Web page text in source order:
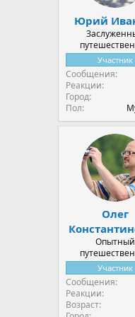
Юрий
Участник
Сообщения
Реакции
Город
Пол
Олег
Опытный
Участник
Сообщения
Реакции
Возраст